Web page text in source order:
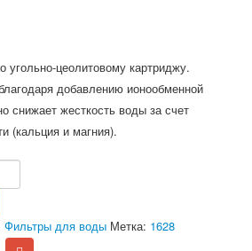
угольно-цеолитовому картриджу.
добавлению ионообменной
снижает жесткость воды за счет
(кальция и магния).
Фильтры для воды Метка: 1628